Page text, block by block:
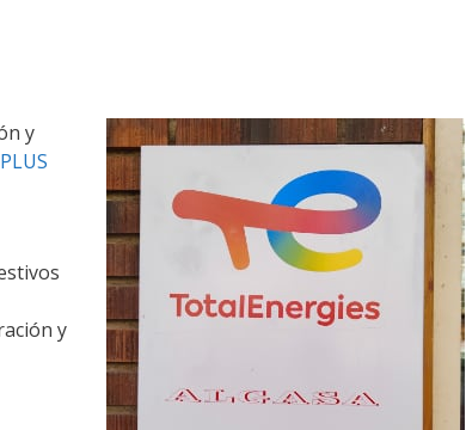
y
y